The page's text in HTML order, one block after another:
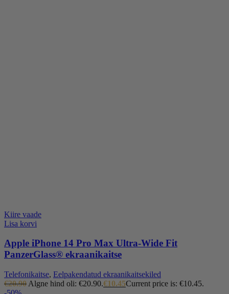
Kiire vaade
Lisa korvi
Apple iPhone 14 Pro Max Ultra-Wide Fit
PanzerGlass® ekraanikaitse
Telefonikaitse, Eelpakendatud ekraanikaitsekiled
€20.90 Algne hind oli: €20.90.€10.45Current price is: €10.45.